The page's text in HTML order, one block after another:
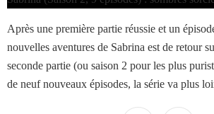
Après une première partie réussie et un
nouvelles aventures de Sabrina est de retour
seconde partie (ou saison 2 pour les plus
de neuf nouveaux épisodes, la série va plus